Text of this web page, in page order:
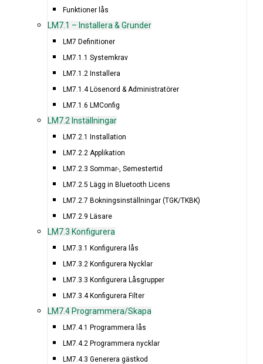
Funktioner lås
LM7.1 – Installera & Grunder
LM7 Definitioner
LM7.1.1 Systemkrav
LM7.1.2 Installera
LM7.1.4 Lösenord & Administratörer
LM7.1.6 LMConfig
LM7.2 Inställningar
LM7.2.1 Installation
LM7.2.2 Applikation
LM7.2.3 Sommar-, Semestertid
LM7.2.5 Lägg in Bluetooth Licens
LM7.2.7 Bokningsinställningar (TGK/TKBK)
LM7.2.9 Läsare
LM7.3 Konfigurera
LM7.3.1 Konfigurera lås
LM7.3.2 Konfigurera Nycklar
LM7.3.3 Konfigurera Låsgrupper
LM7.3.4 Konfigurera Filter
LM7.4 Programmera/Skapa
LM7.4.1 Programmera lås
LM7.4.2 Programmera nycklar
LM7.4.3 Generera gästkod